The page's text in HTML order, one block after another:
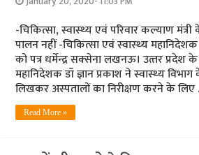
-चिकित्‍सा, स्‍वास्‍थ्‍य एवं परिवार कल्‍याण
पालन नहीं -चिकित्‍सा एवं स्‍वास्‍थ्‍य
को पत्र धर्मेन्‍द्र सक्‍सेना लखनऊ। उत्‍तर प्रदेश
महानिदेशक डॉ ज्ञान प्रकाश ने स्‍वास्‍थ्‍य
लिखकर अस्‍पतालों का निरीक्षण करने के
Read More »